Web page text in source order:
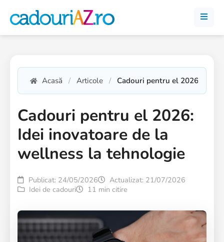
Acasă Articole Cadouri pentru el 2026: Idei
Cadouri pentru el 2026:
Idei inovatoare de la
wellness la tehnologie
Publicat: 24/05/2026
Actualizat: 21/07/2026
Idei de cadouri
11 min citire